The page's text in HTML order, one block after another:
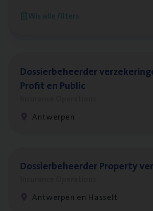
Wis alle filters
Antwerpen
Dos­sier­be­heer­der
Pro­fit en Public
Antwerpen
Dos­sier­be­heer­der Pro­per­ty
Antwerpen en Hasselt